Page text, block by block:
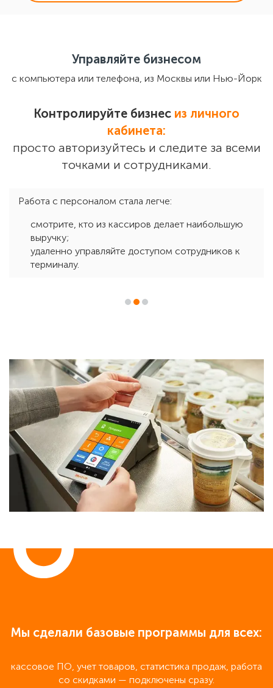
Управляйте бизнесом
с компьютера или телефона, из Москвы или Нью-Йорк
Контролируйте бизнес из личного
кабинета:
просто авторизуйтесь и следите за всеми
точками и сотрудниками.
Работа с персоналом стала легче:
смотрите, кто из кассиров делает наибольшую
выручку;
удаленно управляйте доступом сотрудников к
терминалу.
Мы сделали базовые программы для всех:
кассовое ПО, учет товаров, статистика продаж, работа
со скидками — подключены сразу.